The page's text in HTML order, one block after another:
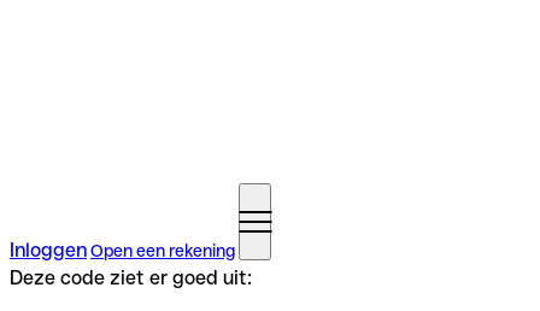
InloggenOpen een rekening
Deze code ziet er goed uit: